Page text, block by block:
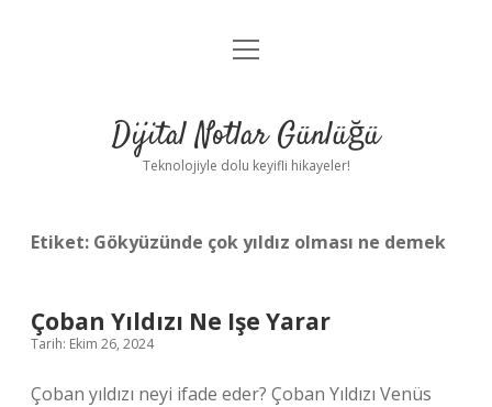
Anasayfa
Yasal Uyarı
menüyü
Dijital Notlar Günlüğü
Teknolojiyle dolu keyifli hikayeler!
Etiket: Gökyüzünde çok yıldız olması ne demek
Çoban Yıldızı Ne Işe Yarar
Tarih: Ekim 26, 2024
Çoban yıldızı neyi ifade eder? Çoban Yıldızı Venüs